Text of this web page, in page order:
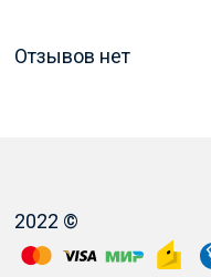
Отзывов нет
2022 ©